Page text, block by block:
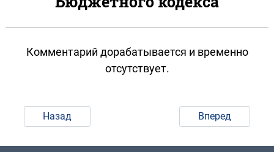
Комментарий дорабатывается и временно
отсутствует.
Назад Вперед